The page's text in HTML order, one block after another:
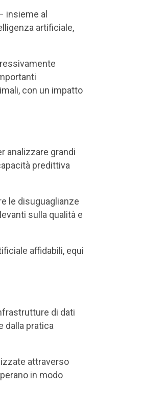
insieme al
artificiale,
con un impatto
analizzare grandi
predittiva
le disuguaglianze
sulla qualità e
affidabili, equi
di dati
dalla pratica
attraverso
in modo